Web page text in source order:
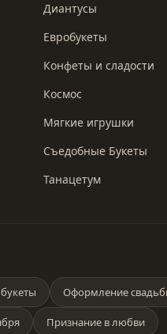
Диантусы
Евробукеты
Конфеты и сладости
Космос
Мягкие игрушки
Съедобные Букеты
Танацетум
Оформление
Признание в любви